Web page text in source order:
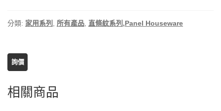
分類: 家用系列 所有產品 直條紋系列,Panel Houseware
相關商品